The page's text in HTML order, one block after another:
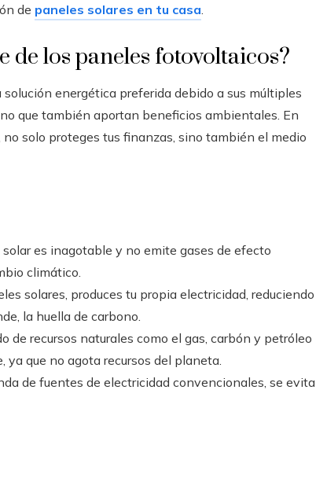
de paneles solares en tu casa
de los paneles fotovoltaicos?
energética preferida debido a sus múltiples
que también aportan beneficios ambientales. En
solo proteges tus finanzas, sino también el medio
solar es inagotable y no emite gases de efecto
climático.
solares, produces tu propia electricidad, reduciendo
la huella de carbono.
de recursos naturales como el gas, carbón y petróleo
que no agota recursos del planeta.
de fuentes de electricidad convencionales, se evita